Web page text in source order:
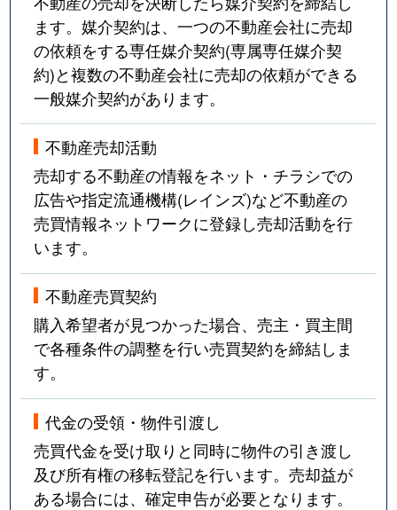
ます。媒介契約は、一つの不動産会社に売却
の依頼をする専任媒介契約(専属専任媒介契
約)と複数の不動産会社に売却の依頼ができる
一般媒介契約があります。
不動産売却活動
売却する不動産の情報をネット・チラシでの
広告や指定流通機構(レインズ)など不動産の
売買情報ネットワークに登録し売却活動を行
います。
不動産売買契約
購入希望者が見つかった場合、売主・買主間
で各種条件の調整を行い売買契約を締結しま
す。
代金の受領・物件引渡し
売買代金を受け取りと同時に物件の引き渡し
及び所有権の移転登記を行います。売却益が
ある場合には、確定申告が必要となります。